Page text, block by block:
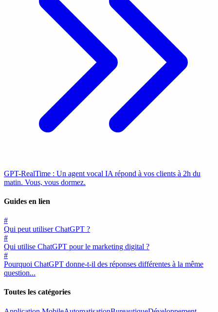
GPT-RealTime : Un agent vocal IA répond à vos clients à 2h du
matin. Vous, vous dormez.
Guides en lien
#
Qui peut utiliser ChatGPT ?
#
Qui utilise ChatGPT pour le marketing digital ?
#
Pourquoi ChatGPT donne-t-il des réponses différentes à la même
question...
Toutes les catégories